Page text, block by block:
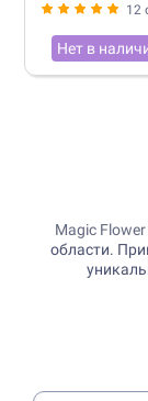
12
Нет в
Magic
области.